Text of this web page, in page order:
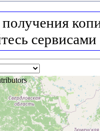
сервисами